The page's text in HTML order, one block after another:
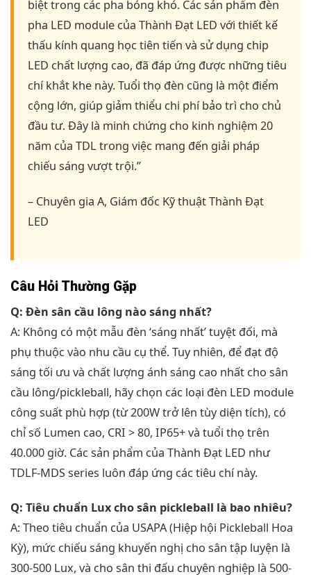
biệt trong các pha bóng khó. Các sản phẩm đèn
pha LED module của Thành Đạt LED với thiết kế
thấu kính quang học tiên tiến và sử dụng chip
LED chất lượng cao, đã đáp ứng được những tiêu
chí khắt khe này. Tuổi thọ đèn cũng là một điểm
cộng lớn, giúp giảm thiểu chi phí bảo trì cho chủ
đầu tư. Đây là minh chứng cho kinh nghiệm 20
năm của TDL trong việc mang đến giải pháp
chiếu sáng vượt trội.”
– Chuyên gia A, Giám đốc Kỹ thuật Thành Đạt
LED
Câu Hỏi Thường Gặp
Q: Đèn sân cầu lông nào sáng nhất?
A: Không có một mẫu đèn ‘sáng nhất’ tuyệt đối, mà
phụ thuộc vào nhu cầu cụ thể. Tuy nhiên, để đạt độ
sáng tối ưu và chất lượng ánh sáng cao nhất cho sân
cầu lông/pickleball, hãy chọn các loại đèn LED module
công suất phù hợp (từ 200W trở lên tùy diện tích), có
chỉ số Lumen cao, CRI > 80, IP65+ và tuổi thọ trên
40.000 giờ. Các sản phẩm của Thành Đạt LED như
TDLF-MDS series luôn đáp ứng các tiêu chí này.
Q: Tiêu chuẩn Lux cho sân pickleball là bao nhiêu?
A: Theo tiêu chuẩn của USAPA (Hiệp hội Pickleball Hoa
Kỳ), mức chiếu sáng khuyến nghị cho sân tập luyện là
300-500 Lux, và cho sân thi đấu chuyên nghiệp là 500-